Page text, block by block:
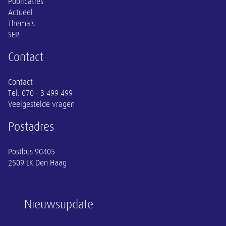
Nieuwsupdate
Actueel
Thema's
SER
Contact
Contact
Tel: 070 - 3 499 499
Veelgestelde vragen
Postadres
Postbus 90405
2509 LK Den Haag